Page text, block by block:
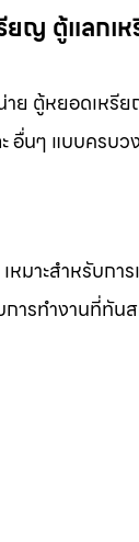
ยญ ตู้แลกเ
ย ตู้หยอดเหรี
อื่นๆ แบบครบ
มาะสำหรับกา
รทำงานที่ทันส